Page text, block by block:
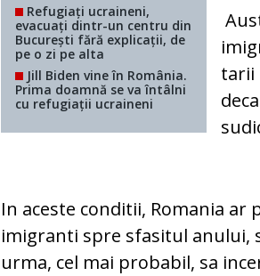
Refugiați ucraineni,
evacuați dintr-un centru din
București fără explicații, de
pe o zi pe alta
Jill Biden vine în România.
Prima doamnă se va întâlni
cu refugiații ucraineni
tarii
In aceste conditii, Romania
imigranti spre sfasitul anului,
urma, cel mai probabil, sa